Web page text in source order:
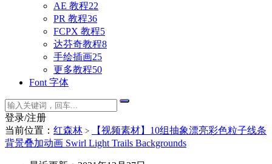
AE 教程22
PR 教程36
FCPX 教程5
达芬奇教程8
手绘插画25
更多教程50
Font 字体
登录/注册
当前位置： 红森林 >
【视频素材】10组抽象漂亮彩色粒子线条
背景叠加动画 Swirl Light Trails Backgrounds